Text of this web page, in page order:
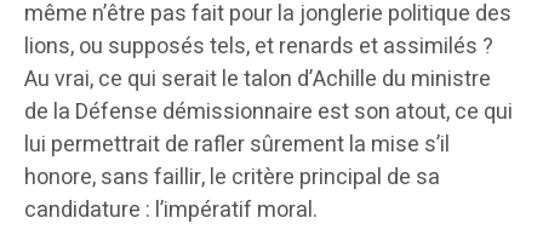
même n’être pas fait pour la jonglerie politique des
lions, ou supposés tels, et renards et assimilés ?
Au vrai, ce qui serait le talon d’Achille du ministre
de la Défense démissionnaire est son atout, ce qui
lui permettrait de rafler sûrement la mise s’il
honore, sans faillir, le critère principal de sa
candidature : l’impératif moral.